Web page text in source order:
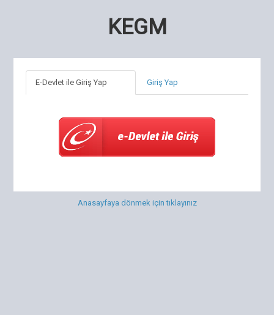
KEGM
E-Devlet ile Giriş Yap Giriş Yap
Anasayfaya dönmek için tıklayınız